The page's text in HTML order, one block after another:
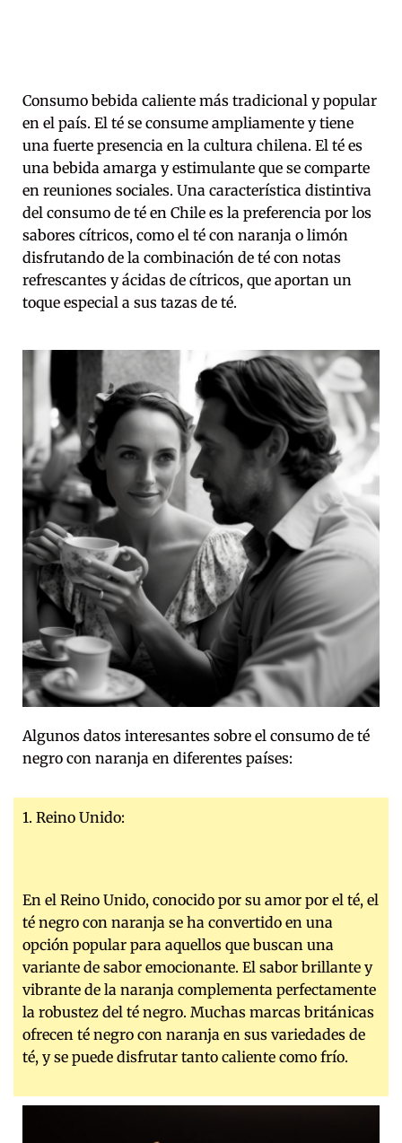
Consumo bebida caliente más tradicional y popular
en el país. El té se consume ampliamente y tiene
una fuerte presencia en la cultura chilena. El té es
una bebida amarga y estimulante que se comparte
en reuniones sociales. Una característica distintiva
del consumo de té en Chile es la preferencia por los
sabores cítricos, como el té con naranja o limón
disfrutando de la combinación de té con notas
refrescantes y ácidas de cítricos, que aportan un
toque especial a sus tazas de té.
Algunos datos interesantes sobre el consumo de té
negro con naranja en diferentes países:
1. Reino Unido:
En el Reino Unido, conocido por su amor por el té, el
té negro con naranja se ha convertido en una
opción popular para aquellos que buscan una
variante de sabor emocionante. El sabor brillante y
vibrante de la naranja complementa perfectamente
la robustez del té negro. Muchas marcas británicas
ofrecen té negro con naranja en sus variedades de
té, y se puede disfrutar tanto caliente como frío.